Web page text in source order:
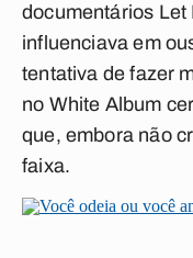
documentários Let
influenciava em
tentativa de fazer
no White Album
que, embora não
faixa.